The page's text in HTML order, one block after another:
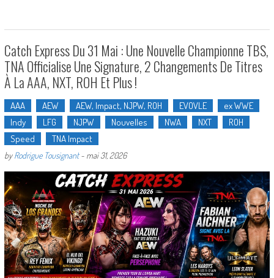
Catch Express Du 31 Mai : Une Nouvelle Championne TBS,
TNA Officialise Une Signature, 2 Changements De Titres
À La AAA, NXT, ROH Et Plus !
AAA AEW AEW, Impact, NJPW, ROH EVOVLE
ex WWE
Indy
LFG NJPW Nouvelles NWA NXT
ROH
Speed
TNA Impact
byRodrigue Tousignant- mai 31, 2026